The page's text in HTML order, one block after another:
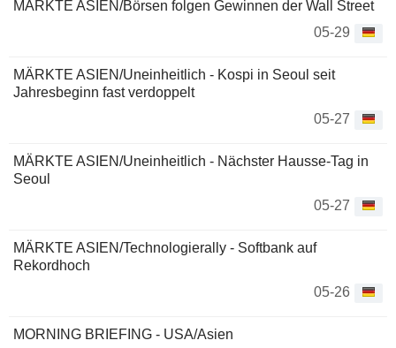
MÄRKTE ASIEN/Börsen folgen Gewinnen der Wall Street
05-29
MÄRKTE ASIEN/Uneinheitlich - Kospi in Seoul seit
Jahresbeginn fast verdoppelt
05-27
MÄRKTE ASIEN/Uneinheitlich - Nächster Hausse-Tag in
Seoul
05-27
MÄRKTE ASIEN/Technologierally - Softbank auf
Rekordhoch
05-26
MORNING BRIEFING - USA/Asien